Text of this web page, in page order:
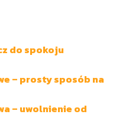
do spokoju
– prosty sposób na
– uwolnienie od